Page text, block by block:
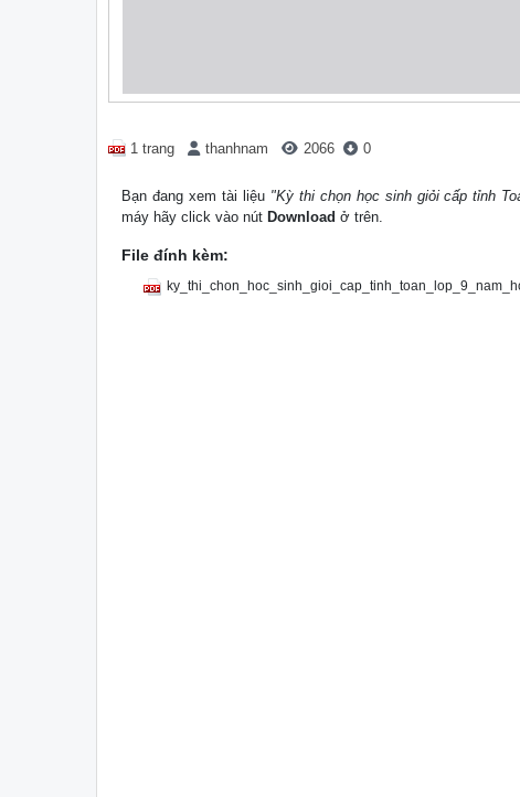
1 trang thanhnam 2066 0
Bạn đang xem tài liệu "Kỳ thi chọn học sinh giỏi cấp tỉnh
máy hãy click vào nút Download ở trên.
File đính kèm: